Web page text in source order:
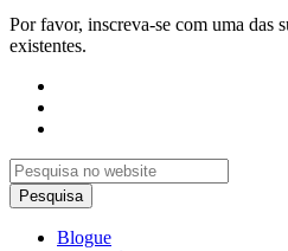
Por favor, inscreva-se com uma das
existentes.
Blogue